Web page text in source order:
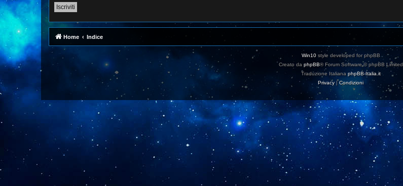
Iscriviti
Home Indice
Win10style developed for phpBB
Creato da phpBB® Forum Software © phpBB Limited
Traduzione Italiana phpBB-Italia.it
Privacy|Condizioni